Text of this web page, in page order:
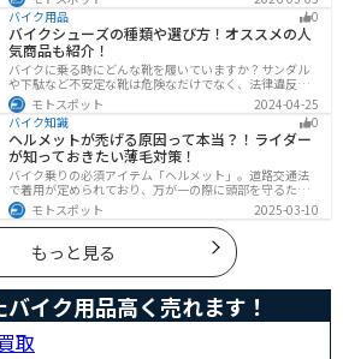
てもらう方法、買い取りの可否を解説。ナップスやオー
トバックス、イエローハットなどの回収対応店舗も紹介
します。
バイク用品
0
バイクシューズの種類や選び方！オススメの人
気商品も紹介！
バイクに乗る時にどんな靴を履いていますか？サンダル
や下駄など不安定な靴は危険なだけでなく、法律違反に
なる可能性もあります。バイクに乗るときはバイク用に
作られた専用の靴を履くようにしましょう。操作性や安
全性の向上性だけでなく、バイクとの一体感でよりカッ
コよくなります。
モトスポット
2024-04-25
バイク知識
0
ヘルメットが禿げる原因って本当？！ライダー
が知っておきたい薄毛対策！
バイク乗りの必須アイテム「ヘルメット」。道路交通法
で着用が定められており、万が一の際に頭部を守るため
に被るものです。しかし、「ヘルメットが原因で禿げた
らどうしよう」と心配しているライダーもいるのではな
いでしょうか。ライダーヘルメットが禿げる原因になる
って本当かな・・・ライダーバイクには乗りたいけど抜
け毛が増えたら困る！ライダーツーリング後に髪のボリ
ュームが減った気がするけど、蒸れは禿げる原因にな
る？今回はこのような疑問、お悩みにお答えしていきま
す。薄毛が気になるライダーの方はぜひ最後までご覧く
ださい。モトスポットヘルメットで禿げ
モトスポット 2025-03-10
もっと見る
イク用品高く売れます！
取